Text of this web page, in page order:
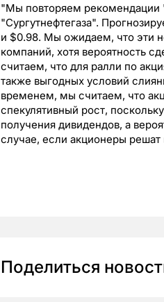
"Мы повторяем рекомендации
"Сургутнефтегаза".
и $0.98. Мы ожидаем, что эти
компаний, хотя вероятность
считаем, что для ралли по
также выгодных условий
временем, мы считаем, что
спекулятивный рост,
получения дивидендов, а
случае, если акционеры
Поделиться